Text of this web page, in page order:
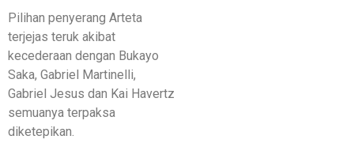
Pilihan penyerang Arteta
terjejas teruk akibat
kecederaan dengan Bukayo
Saka, Gabriel Martinelli,
Gabriel Jesus dan Kai Havertz
semuanya terpaksa
diketepikan.